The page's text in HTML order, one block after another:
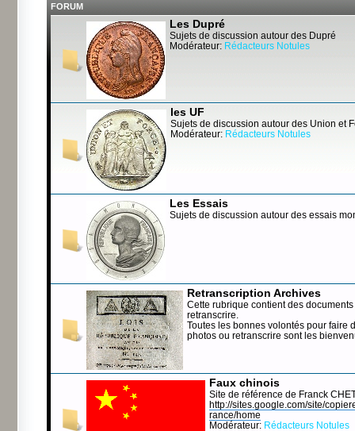
FORUM
Les Dupré
Sujets de discussion autour des Dupré
Modérateur: Rédacteurs Notules
les UF
Sujets de discussion autour des Union et
Modérateur: Rédacteurs Notules
Les Essais
Sujets de discussion autour des essais
Retranscription Archives
Cette rubrique contient des
retranscrire.
Toutes les bonnes volontés pour faire
photos ou retranscrire sont les
Faux chinois
Site de référence de Franck
http://sites.google.com/site/
rance/home
Modérateur: Rédacteurs Notules